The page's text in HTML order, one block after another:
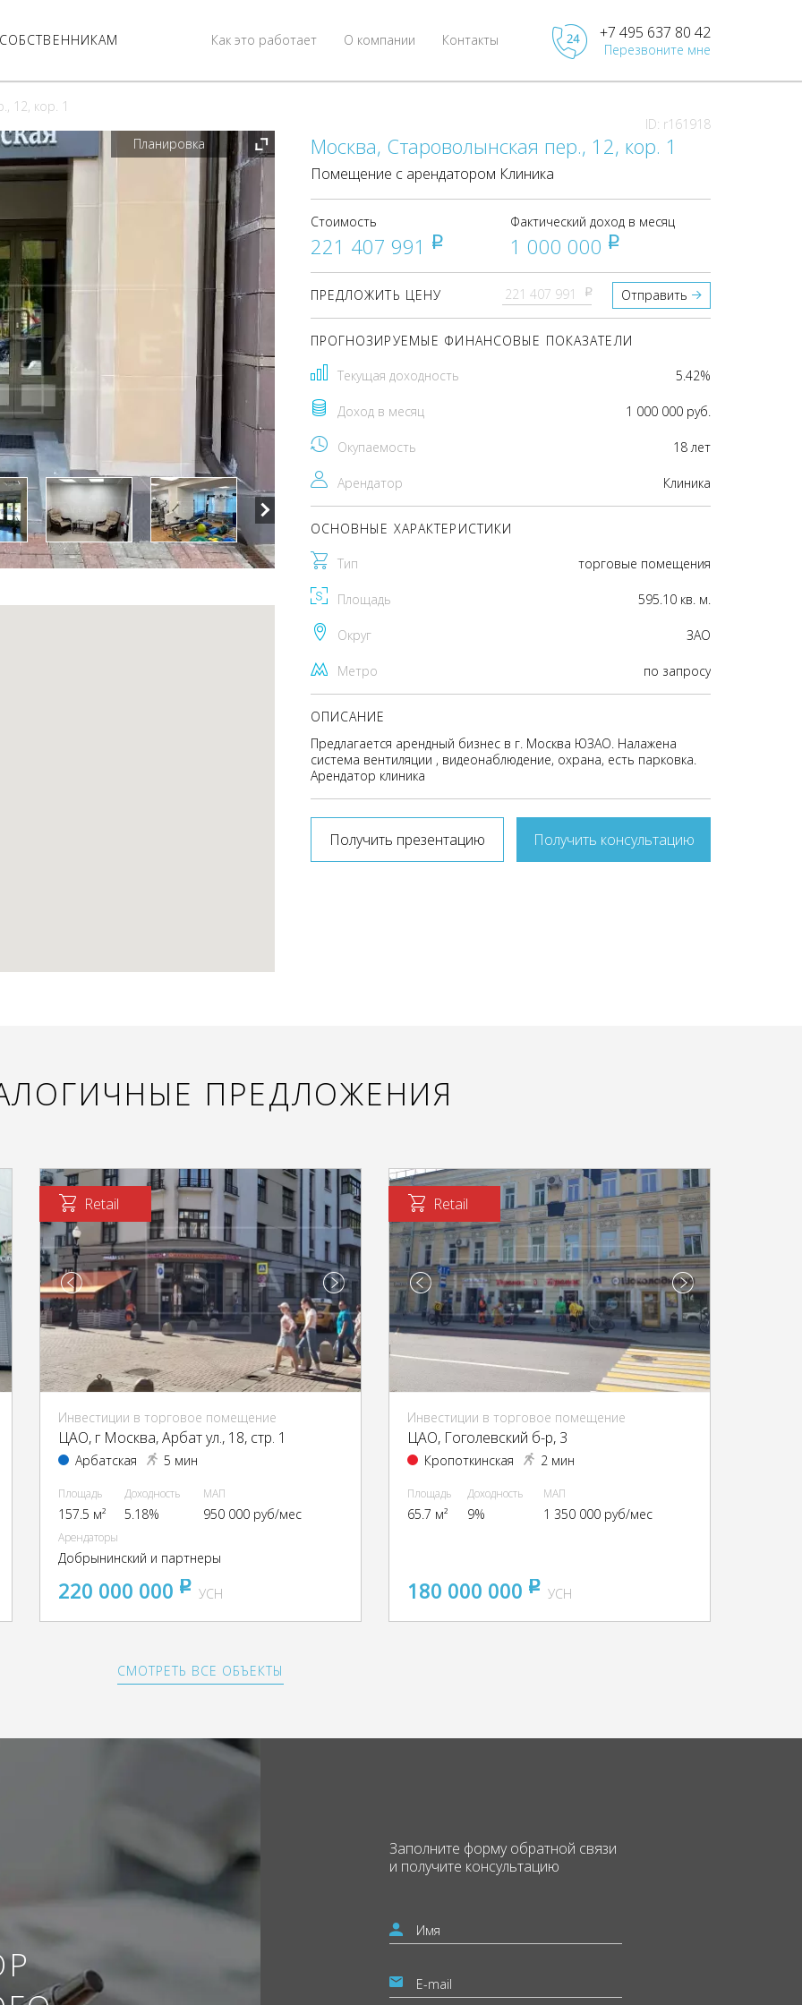
Контакты
О компании
Как это работает +7 495 637 80 42
Перезвоните мне
12, кор. 1
ID: r161918
Планировка
Москва, Староволынская пер., 12, кор. 1
Помещение с арендатором Клиника
Стоимость
221 407 991 pуб
Фактический доход в месяц
1 000 000 pуб
ПРЕДЛОЖИТЬ ЦЕНУ pуб Отправить
ПРОГНОЗИРУЕМЫЕ ФИНАНСОВЫЕ ПОКАЗАТЕЛИ
Текущая доходность 5.42%
Доход в месяц 1 000 000 руб.
Окупаемость 18 лет
Арендатор Клиника
ОСНОВНЫЕ ХАРАКТЕРИСТИКИ
Тип торговые помещения
Площадь 595.10 кв. м.
Округ ЗАО
Метро по запросу
ОПИСАНИЕ
Предлагается арендный бизнес в г. Москва ЮЗАО. Налажена
система вентиляции , видеонаблюдение, охрана, есть парковка.
Арендатор клиника
Получить презентацию Получить консультацию
ПРЕДЛОЖЕНИЯ
Retail
Инвестиции в торговое помещение
ЦАО, г Москва, Арбат ул., 18, стр. 1
Арбатская 5 мин
Площадь
157.5 м²
Доходность
5.18%
МАП
950 000 руб/мес
Арендаторы
Добрынинский и партнеры
220 000 000 pуб
УСН
Retail
Инвестиции в торговое помещение
ЦАО, Гоголевский б-р, 3
Кропоткинская 2 мин
Площадь
65.7 м²
Доходность
9%
МАП
1 350 000 руб/мес
180 000 000 pуб
УСН
СМОТРЕТЬ ВСЕ ОБЪЕКТЫ
Заполните формуобратной связи
и получите консультацию